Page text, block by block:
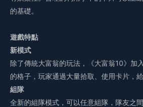
的基礎。
遊戲特點
新模式
除了傳統大富翁的玩法，《大富翁10》加
的格子，玩家通過大量拾取、使用卡片，
組隊
全新的組隊模式，可以任意組隊，隊友之